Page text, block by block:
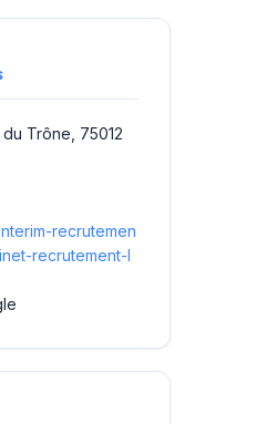
Trône, 75012
recrutemen
recrutement-l